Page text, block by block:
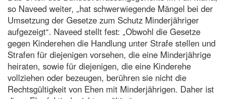
so Naveed weiter, „hat schwerwiegende Mängel bei der
Umsetzung der Gesetze zum Schutz Minderjähriger
aufgezeigt“. Naveed stellt fest: „Obwohl die Gesetze
gegen Kinderehen die Handlung unter Strafe stellen und
Strafen für diejenigen vorsehen, die eine Minderjährige
heiraten, sowie für diejenigen, die eine Kinderehe
vollziehen oder bezeugen, berühren sie nicht die
Rechtsgültigkeit von Ehen mit Minderjährigen. Daher ist